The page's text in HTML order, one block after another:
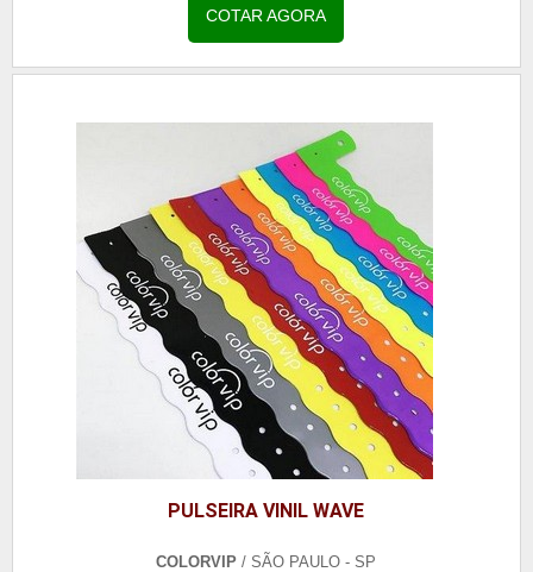
pulseira é o mais indicado para ser utilizado em
eventos de longa duração, já que possui também
resistência para ter contato com a água e até
COTAR AGORA
PULSEIRA VINIL WAVE
COLORVIP/ SÃO PAULO - SP